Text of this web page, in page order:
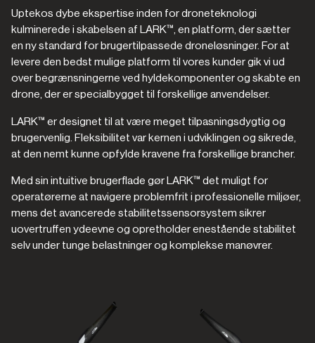
Uptekos dybe ekspertise inden for droneteknologi
kulminerede i skabelsen af LARK™, en platform, der sætter
en ny standard for brugertilpassede droneløsninger. For at
levere den bedst mulige platform til vores kunder gik vi ud
over begrænsningerne ved hyldekomponenter og skabte en
drone, der er specialbygget til forskellige anvendelser.
LARK™ er designet til at være meget tilpasningsdygtig og
brugervenlig. Fleksibilitet var kernen i udviklingen og sikrede,
at den nemt kunne opfylde kravene fra forskellige brancher.
Med sin intuitive brugerflade gør LARK™ det muligt for
operatørerne at navigere problemfrit i professionelle miljøer,
mens det avancerede stabilitetssensorsystem sikrer
uovertruffen ydeevne og opretholder enestående stabilitet
selv under tunge belastninger og komplekse manøvrer.